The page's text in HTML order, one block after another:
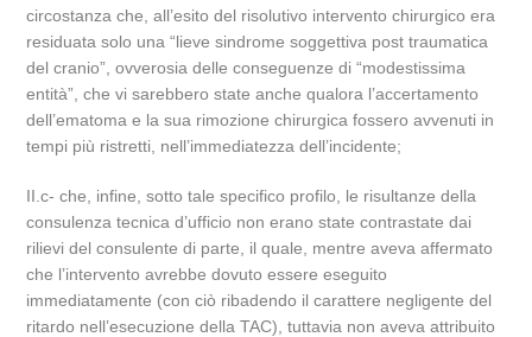
circostanza che, all’esito del risolutivo intervento chirurgico era
residuata solo una “lieve sindrome soggettiva post traumatica
del cranio”, ovverosia delle conseguenze di “modestissima
entità”, che vi sarebbero state anche qualora l’accertamento
dell’ematoma e la sua rimozione chirurgica fossero avvenuti in
tempi più ristretti, nell’immediatezza dell’incidente;
II.c- che, infine, sotto tale specifico profilo, le risultanze della
consulenza tecnica d’ufficio non erano state contrastate dai
rilievi del consulente di parte, il quale, mentre aveva affermato
che l’intervento avrebbe dovuto essere eseguito
immediatamente (con ciò ribadendo il carattere negligente del
ritardo nell’esecuzione della TAC), tuttavia non aveva attribuito